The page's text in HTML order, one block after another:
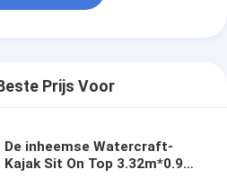
Prijs Voor
De inheemse Watercraft-
Kajak Sit On Top 3.32m*0.9m